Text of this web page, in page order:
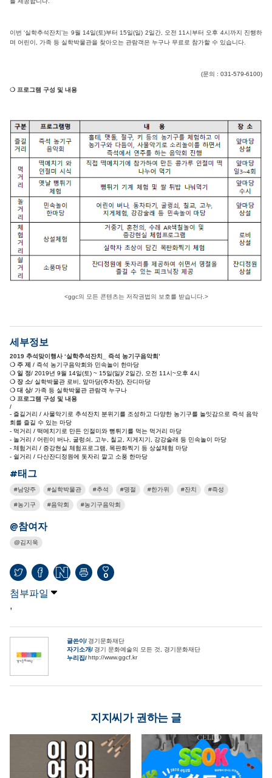
이번 ‘실학추석잔치’는 9월 14일(토)부터 15일(일) 2일간, 오전 11시부터 오후 4시까지 진행하
며 어린이, 가족 등 실학박물관을 찾아오는 관람객은 누구나 무료로 참가할 수 있습니다.
(문의 : 031-579-6100)
❍ 프로그램 구성 및 내용
<ggc의 모든 콘텐츠는 저작권법의 보호를 받습니다.>
세부정보
2019 추석맞이행사 ‘실학추석잔치_ 즉석 농기구음악회’
❍ 주 제 / 즉석 농기구음악회와 민속놀이 한마당
❍ 일 정/ 2019년 9월 14일(토) ~ 15일(일)/ 2일간, 오전 11시~오후 4시
❍ 장 소/ 실학박물관 로비, 앞마당(주차장), 잔디마당
❍ 대 상/ 가족 등 실학박물관 관람객 누구나
❍ 프로그램 구성 및 내용
/
- 즐길거리 / 사물악기로 추석잔치 분위기를 조성하고 다양한 농기구를 놀잇감으로 즉석 음악
회를 즐길 수 있는 마당
- 먹거리 / 떡메치기로 만든 인절미와 뻥튀기를 먹는 먹거리 마당
- 놀거리 / 어린이 버나, 굴렁쇠, 고누, 칠교, 지게지기, 강강술래 등 민속놀이 마당
- 체험거리 / 증강현실 체험프로그램, 목판화찍기 등 상설체험 마당
- 쉴거리 / 다산잔디정원에 돗자리 깔고 소풍 한마당
#태그
남양주 실학박물관 추석 명절 한가위 잔치 즉성
농기구 음악회 농기구음악회
@참여자
김지욱
0
첨부파일
,
글쓴이
경기문화재단
자기소개
경기 문화예술의 모든 것, 경기문화재단
누리집 http://www.ggcf.kr
지지씨가 권하는 글